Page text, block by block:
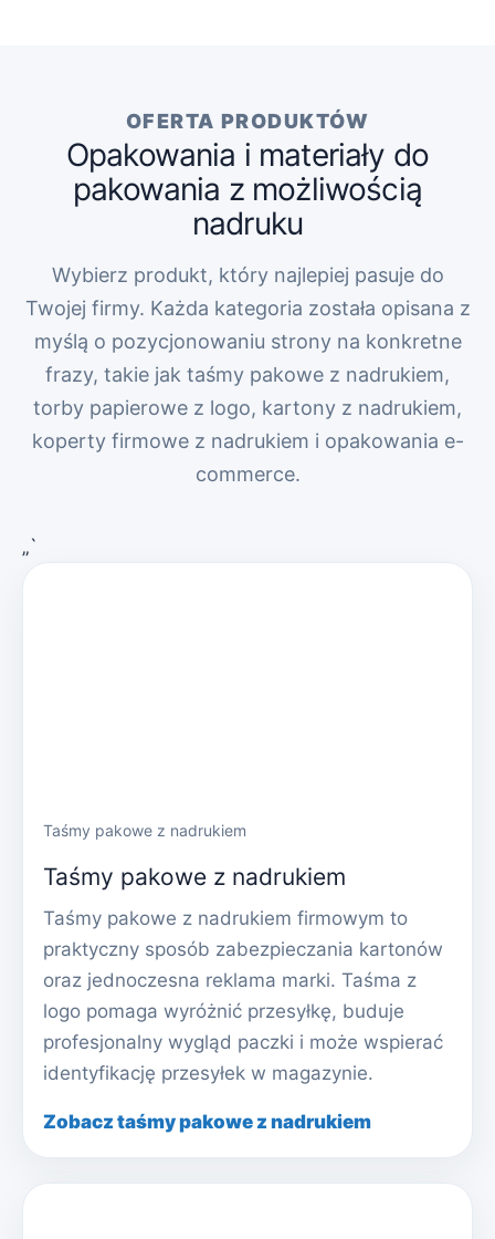
OFERTA PRODUKTÓW
Opakowania i materiały do
pakowania z możliwością
nadruku
Wybierz produkt, który najlepiej pasuje do
Twojej firmy. Każda kategoria została opisana z
myślą o pozycjonowaniu strony na konkretne
frazy, takie jak taśmy pakowe z nadrukiem,
torby papierowe z logo, kartony z nadrukiem,
koperty firmowe z nadrukiem i opakowania e-
commerce.
„`
Taśmy pakowe z nadrukiem
Taśmy pakowe z nadrukiem
Taśmy pakowe z nadrukiem firmowym to
praktyczny sposób zabezpieczania kartonów
oraz jednoczesna reklama marki. Taśma z
logo pomaga wyróżnić przesyłkę, buduje
profesjonalny wygląd paczki i może wspierać
identyfikację przesyłek w magazynie.
Zobacz taśmy pakowe z nadrukiem